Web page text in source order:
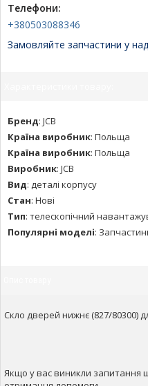
Телефони:
+380503088346
Замовляйте запчастини у
Бренд: JCB
Країна виробник: Польща
Країна виробник: Польща
Виробник: JCB
Вид: деталі корпусу
Стан: Нові
Тип: телескопічний
Популярні моделі:
Скло дверей нижнє (827/80300)
Якщо у вас виникли запитання